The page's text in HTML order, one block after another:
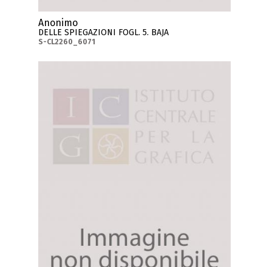
Anonimo
DELLE SPIEGAZIONI FOGL. 5. BAJA
S-CL2260_6071